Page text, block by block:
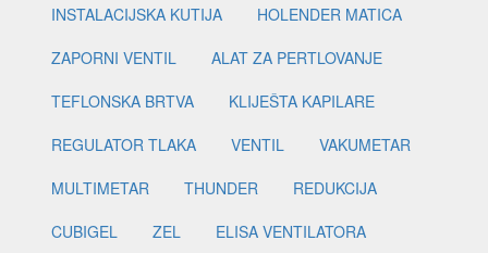
INSTALACIJSKA KUTIJA
HOLENDER MATICA
ZAPORNI VENTIL
ALAT ZA PERTLOVANJE
TEFLONSKA BRTVA
KLIJEŠTA KAPILARE
REGULATOR TLAKA
VENTIL
VAKUMETAR
MULTIMETAR
THUNDER
REDUKCIJA
CUBIGEL
ZEL
ELISA VENTILATORA